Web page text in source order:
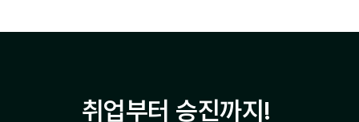
취업부터 승진까지!